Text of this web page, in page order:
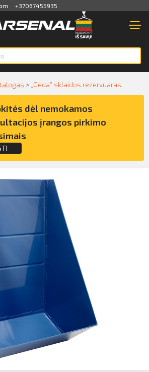
+37067455935
NUOMA
ID card
Mobile ID
> „Geda” sklaidos rezervuaras
dėl nemokamos
įrangos pirkimo
klausimais
SIŲSTI